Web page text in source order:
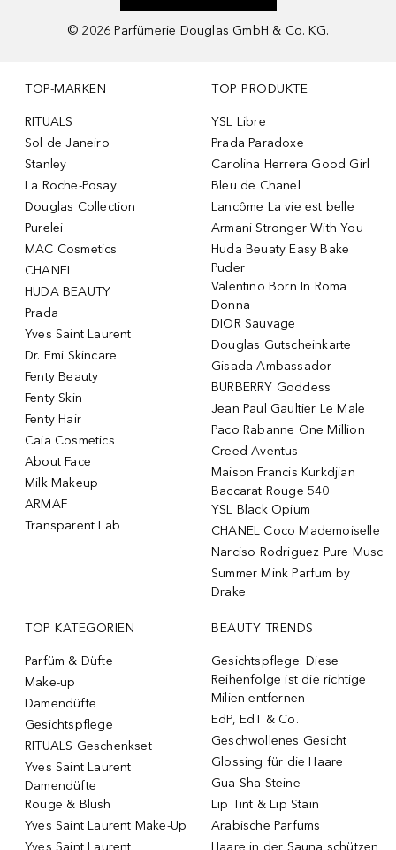
© 2026 Parfümerie Douglas GmbH & Co. KG.
TOP-MARKEN
RITUALS
Sol de Janeiro
Stanley
La Roche-Posay
Douglas Collection
Purelei
MAC Cosmetics
CHANEL
HUDA BEAUTY
Prada
Yves Saint Laurent
Dr. Emi Skincare
Fenty Beauty
Fenty Skin
Fenty Hair
Caia Cosmetics
About Face
Milk Makeup
ARMAF
Transparent Lab
TOP PRODUKTE
YSL Libre
Prada Paradoxe
Carolina Herrera Good Girl
Bleu de Chanel
Lancôme La vie est belle
Armani Stronger With You
Huda Beuaty Easy Bake
Puder
Valentino Born In Roma
Donna
DIOR Sauvage
Douglas Gutscheinkarte
Gisada Ambassador
BURBERRY Goddess
Jean Paul Gaultier Le Male
Paco Rabanne One Million
Creed Aventus
Maison Francis Kurkdjian
Baccarat Rouge 540
YSL Black Opium
CHANEL Coco Mademoiselle
Narciso Rodriguez Pure Musc
Summer Mink Parfum by
Drake
TOP KATEGORIEN
Parfüm & Düfte
Make-up
Damendüfte
Gesichtspflege
RITUALS Geschenkset
Yves Saint Laurent
Damendüfte
Rouge & Blush
Yves Saint Laurent Make-Up
Yves Saint Laurent
BEAUTY TRENDS
Gesichtspflege: Diese
Reihenfolge ist die richtige
Milien entfernen
EdP, EdT & Co.
Geschwollenes Gesicht
Glossing für die Haare
Gua Sha Steine
Lip Tint & Lip Stain
Arabische Parfums
Haare in der Sauna schützen